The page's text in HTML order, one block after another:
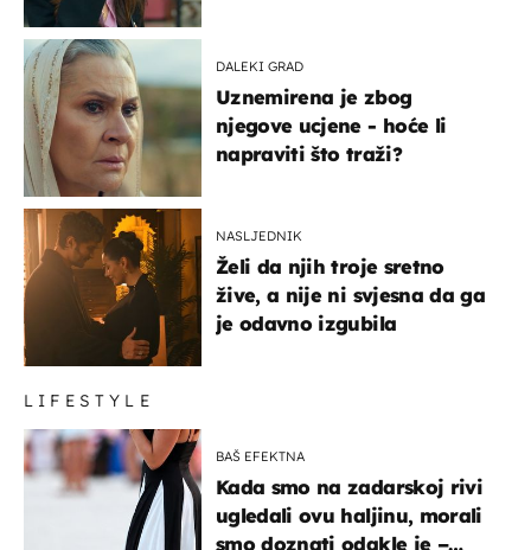
DALEKI GRAD
Uznemirena je zbog
njegove ucjene - hoće li
napraviti što traži?
NASLJEDNIK
Želi da njih troje sretno
žive, a nije ni svjesna da ga
je odavno izgubila
LIFESTYLE
BAŠ EFEKTNA
Kada smo na zadarskoj rivi
ugledali ovu haljinu, morali
smo doznati odakle je –